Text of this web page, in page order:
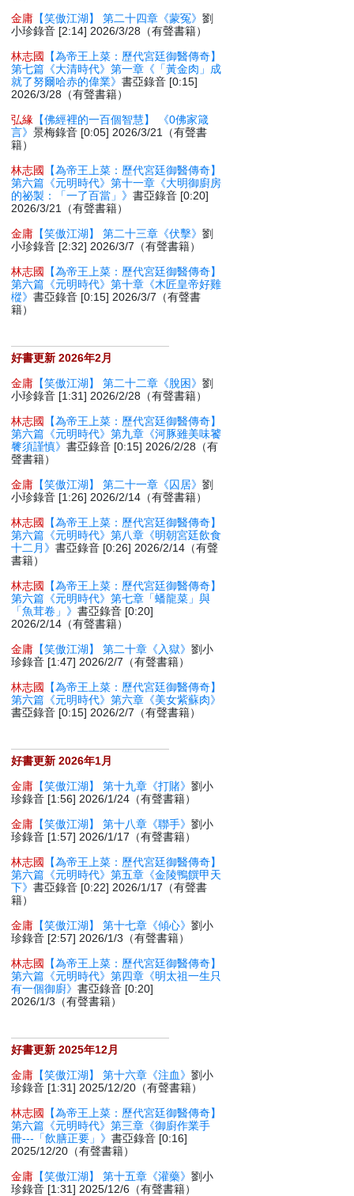
金庸 【笑傲江湖】 第二十四章《蒙冤》劉
小珍錄音 [2:14] 2026/3/28（有聲書籍）
林志國
【為帝王上菜：歷代宮廷御醫傳奇】
第七篇《大清時代》第一章《「黃金肉」成
就了努爾哈赤的偉業》書亞錄音 [0:15]
2026/3/28（有聲書籍）
弘緣 【佛經裡的一百個智慧】 《0佛家箴
言》景梅錄音 [0:05] 2026/3/21（有聲書
籍）
林志國
【為帝王上菜：歷代宮廷御醫傳奇】
第六篇《元明時代》第十一章《大明御廚房
的祕製：「一了百當」》書亞錄音 [0:20]
2026/3/21（有聲書籍）
金庸 【笑傲江湖】 第二十三章《伏擊》劉
小珍錄音 [2:32] 2026/3/7（有聲書籍）
林志國
【為帝王上菜：歷代宮廷御醫傳奇】
第六篇《元明時代》第十章《木匠皇帝好雞
樅》書亞錄音 [0:15] 2026/3/7（有聲書
籍）
好書更新 2026年2月
金庸 【笑傲江湖】 第二十二章《脫困》劉
小珍錄音 [1:31] 2026/2/28（有聲書籍）
林志國
【為帝王上菜：歷代宮廷御醫傳奇】
第六篇《元明時代》第九章《河豚雖美味饕
餮須謹慎》書亞錄音 [0:15] 2026/2/28（有
聲書籍）
金庸 【笑傲江湖】 第二十一章《囚居》劉
小珍錄音 [1:26] 2026/2/14（有聲書籍）
林志國
【為帝王上菜：歷代宮廷御醫傳奇】
第六篇《元明時代》第八章《明朝宮廷飲食
十二月》書亞錄音 [0:26] 2026/2/14（有聲
書籍）
林志國
【為帝王上菜：歷代宮廷御醫傳奇】
第六篇《元明時代》第七章「蟠龍菜」與
「魚茸卷」》書亞錄音 [0:20]
2026/2/14（有聲書籍）
金庸 【笑傲江湖】 第二十章《入獄》劉小
珍錄音 [1:47] 2026/2/7（有聲書籍）
林志國
【為帝王上菜：歷代宮廷御醫傳奇】
第六篇《元明時代》第六章《美女紫蘇肉》
書亞錄音 [0:15] 2026/2/7（有聲書籍）
好書更新 2026年1月
金庸 【笑傲江湖】 第十九章《打賭》劉小
珍錄音 [1:56] 2026/1/24（有聲書籍）
金庸 【笑傲江湖】 第十八章《聯手》劉小
珍錄音 [1:57] 2026/1/17（有聲書籍）
林志國
【為帝王上菜：歷代宮廷御醫傳奇】
第六篇《元明時代》第五章《金陵鴨饌甲天
下》書亞錄音 [0:22] 2026/1/17（有聲書
籍）
金庸 【笑傲江湖】 第十七章《傾心》劉小
珍錄音 [2:57] 2026/1/3（有聲書籍）
林志國
【為帝王上菜：歷代宮廷御醫傳奇】
第六篇《元明時代》第四章《明太祖一生只
有一個御廚》書亞錄音 [0:20]
2026/1/3（有聲書籍）
好書更新 2025年12月
金庸 【笑傲江湖】 第十六章《注血》劉小
珍錄音 [1:31] 2025/12/20（有聲書籍）
林志國
【為帝王上菜：歷代宮廷御醫傳奇】
第六篇《元明時代》第三章《御廚作業手
冊---「飲膳正要」》書亞錄音 [0:16]
2025/12/20（有聲書籍）
金庸 【笑傲江湖】 第十五章《灌藥》劉小
珍錄音 [1:31] 2025/12/6（有聲書籍）